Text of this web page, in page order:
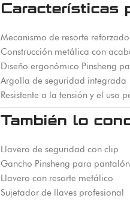
Características
Mecanismo de resorte
Construcción metálica con
Diseño ergonómico Pinsheng
Argolla de seguridad integrada
Resistente a la tensión y el uso
También lo
Llavero de seguridad con clip
Gancho Pinsheng para pantalón
Llavero con resorte metálico
Sujetador de llaves profesional